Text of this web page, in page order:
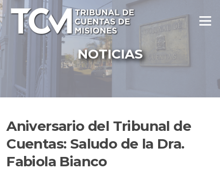
Ir
al
contenido
Menú
NOTICIAS
Aniversario del Tribunal de
Cuentas: Saludo de la Dra.
Fabiola Bianco